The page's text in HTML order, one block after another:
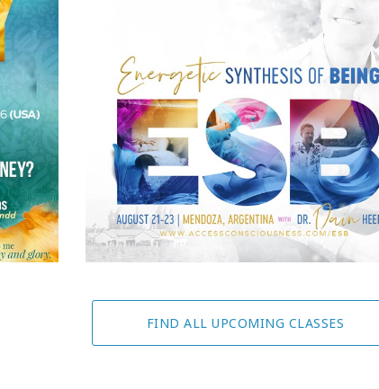
FIND ALL UPCOMING CLASSES